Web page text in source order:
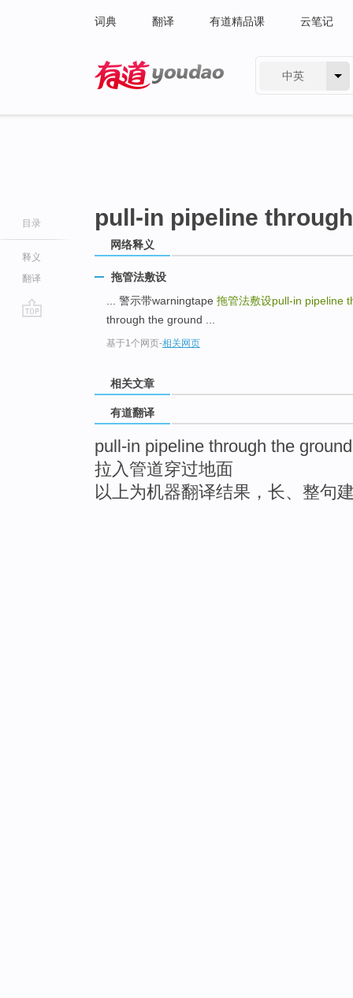
词典 翻译 有道精品课 云笔记
中英
目录
释义
翻译
pull-in pipeline
网络释义
拖管法敷设
... 警示带warningtape 拖管法敷设pull-in pipeline
through the ground ...
基于1个网页-相关网页
相关文章
有道翻译
pull-in pipeline through the ground
拉入管道穿过地面
以上为机器翻译结果，长、整句